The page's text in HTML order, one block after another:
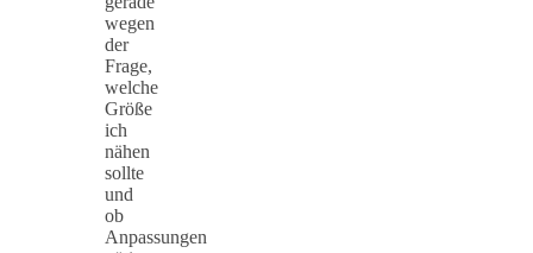
wegen
der
Frage,
welche
Größe
ich
nähen
sollte
und
ob
Anpassungen